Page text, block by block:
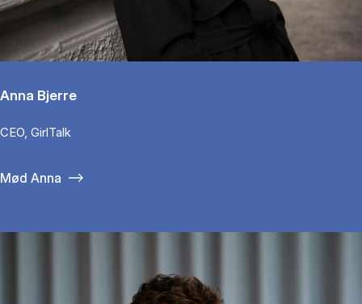
Anna Bjerre
CEO, GirlTalk
Mød Anna